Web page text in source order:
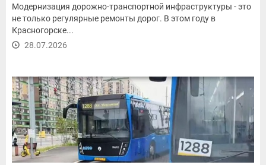
Модернизация дорожно-транспортной инфраструктуры - это
не только регулярные ремонты дорог. В этом году в
Красногорске...
28.07.2026